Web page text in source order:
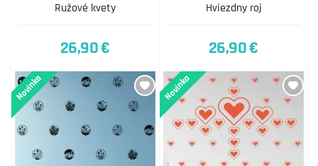
Ružové kvety
26,90 €
Hviezdny roj
26,90 €
Novinka Novinka